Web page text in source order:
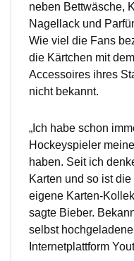
neben Bettwäsche,
Nagellack und
Wie viel die Fans
die Kärtchen mit
Accessoires ihres
nicht bekannt.
„Ich habe schon
Hockeyspieler
haben. Seit ich
Karten und so ist
eigene Karten-
sagte Bieber.
selbst
Internetplattform